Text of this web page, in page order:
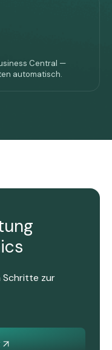
Central —
automatisch.
Schritte zur